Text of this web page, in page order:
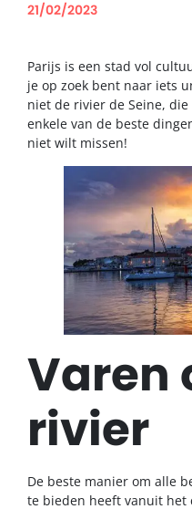
21/02/2023
Parijs is een stad vol
je op zoek bent naar iets
niet de rivier de Seine,
enkele van de beste
niet wilt missen!
Varen
rivier
De beste manier om alle
te bieden heeft vanuit het